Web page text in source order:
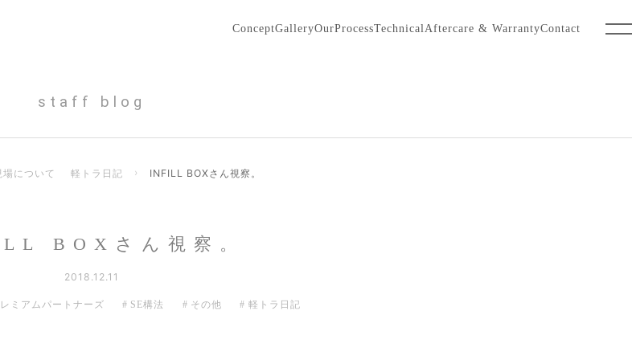
ConceptGalleryOurProcessTechnicalAftercare & WarrantyContact
staff blog
場について 軽トラ日記 › INFILL BOXさん視察。
BOXさん視察。
2018.12.11
ミアムパートナーズ SE構法 その他 軽トラ日記